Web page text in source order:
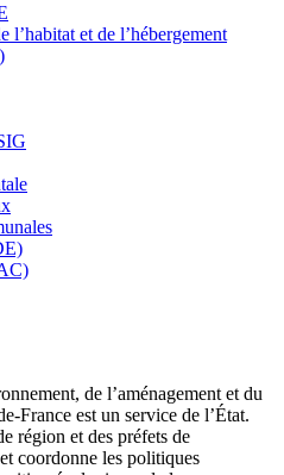
l’habitat et de l’hébergement
de l’aménagement et du
France est un service de l’État.
région et des préfets de
coordonne les politiques